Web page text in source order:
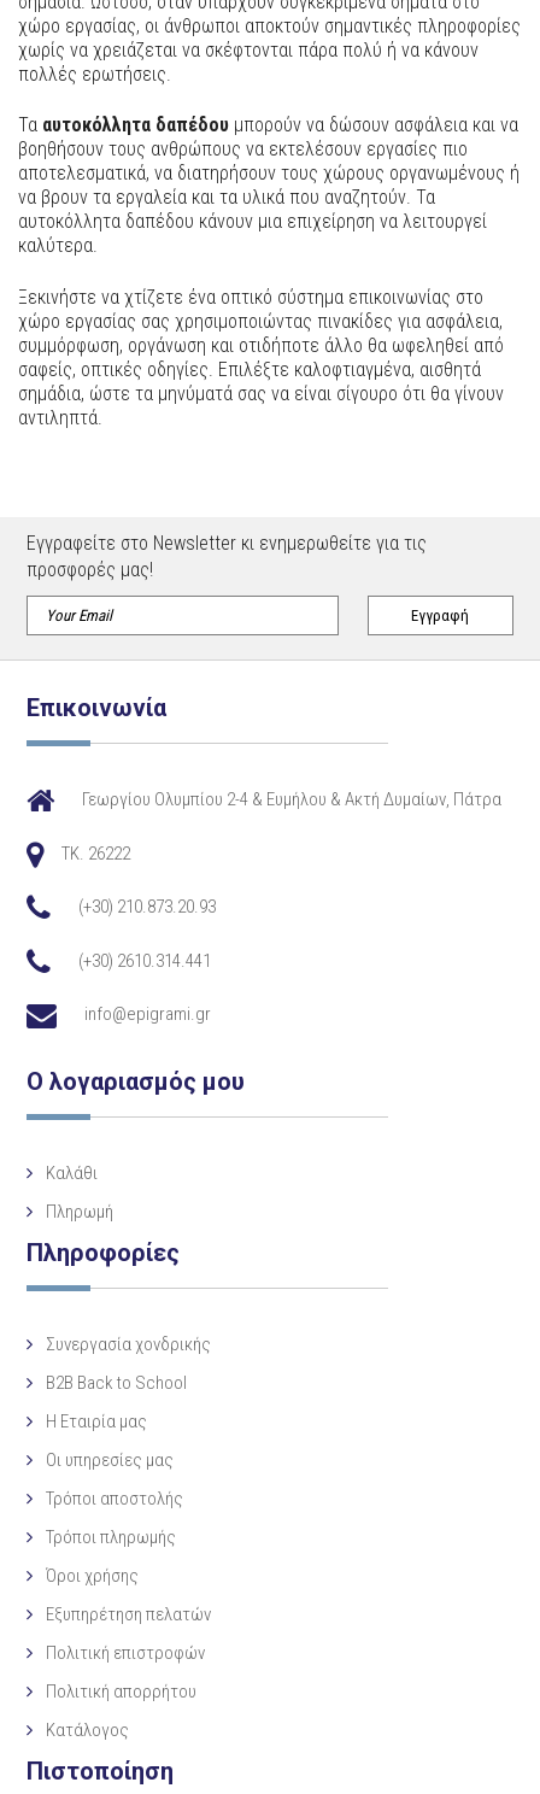
χώρο εργασίας, οι άνθρωποι αποκτούν σημαντικές πληροφορίες
χωρίς να χρειάζεται να σκέφτονται πάρα πολύ ή να κάνουν
πολλές ερωτήσεις.
Τα αυτοκόλλητα δαπέδου μπορούν να δώσουν ασφάλεια και να
βοηθήσουν τους ανθρώπους να εκτελέσουν εργασίες πιο
αποτελεσματικά, να διατηρήσουν τους χώρους οργανωμένους ή
να βρουν τα εργαλεία και τα υλικά που αναζητούν. Τα
αυτοκόλλητα δαπέδου κάνουν μια επιχείρηση να λειτουργεί
καλύτερα.
Ξεκινήστε να χτίζετε ένα οπτικό σύστημα επικοινωνίας στο
χώρο εργασίας σας χρησιμοποιώντας πινακίδες για ασφάλεια,
συμμόρφωση, οργάνωση και οτιδήποτε άλλο θα ωφεληθεί από
σαφείς, οπτικές οδηγίες. Επιλέξτε καλοφτιαγμένα, αισθητά
σημάδια, ώστε τα μηνύματά σας να είναι σίγουρο ότι θα γίνουν
αντιληπτά.
Εγγραφείτε στο Newsletter κι ενημερωθείτε για τις
προσφορές μας!
Επικοινωνία
Γεωργίου Ολυμπίου 2-4 & Ευμήλου & Ακτή Δυμαίων, Πάτρα
TK. 26222
(+30) 210.873.20.93
(+30) 2610.314.441
info@epigrami.gr
Ο λογαριασμός μου
Καλάθι
Πληρωμή
Πληροφορίες
Συνεργασία χονδρικής
B2B Back to School
Η Eταιρία μας
Οι υπηρεσίες μας
Τρόποι αποστολής
Τρόποι πληρωμής
Όροι χρήσης
Εξυπηρέτηση πελατών
Πολιτική επιστροφών
Πολιτική απορρήτου
Κατάλογος
Πιστοποίηση